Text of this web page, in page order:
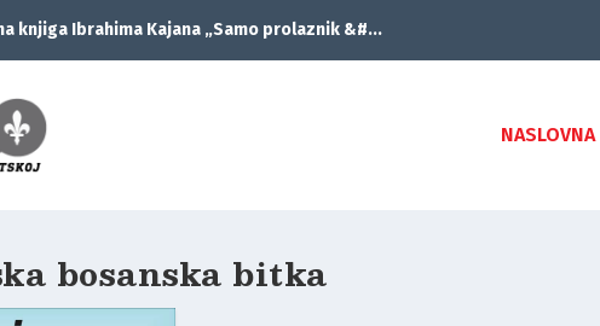
knjiga Ibrahima Kajana „Samo prolaznik &#...
NASLOVNA
bosanska bitka